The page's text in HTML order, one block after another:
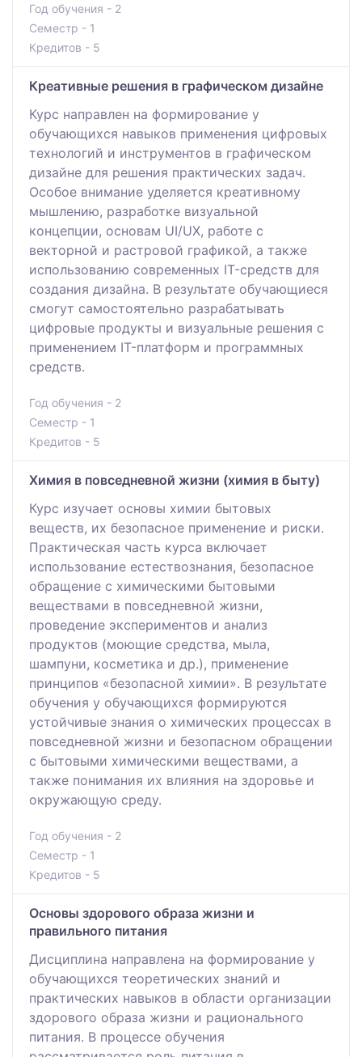
Год обучения - 2
Семестр - 1
Кредитов - 5
Креативные решения в графическом дизайне
Курс направлен на формирование у
обучающихся навыков применения цифровых
технологий и инструментов в графическом
дизайне для решения практических задач.
Особое внимание уделяется креативному
мышлению, разработке визуальной
концепции, основам UI/UX, работе с
векторной и растровой графикой, а также
использованию современных IT-средств для
создания дизайна. В результате обучающиеся
смогут самостоятельно разрабатывать
цифровые продукты и визуальные решения с
применением IT-платформ и программных
средств.
Год обучения - 2
Семестр - 1
Кредитов - 5
Химия в повседневной жизни (химия в быту)
Курс изучает основы химии бытовых
веществ, их безопасное применение и риски.
Практическая часть курса включает
использование естествознания, безопасное
обращение с химическими бытовыми
веществами в повседневной жизни,
проведение экспериментов и анализ
продуктов (моющие средства, мыла,
шампуни, косметика и др.), применение
принципов «безопасной химии». В результате
обучения у обучающихся формируются
устойчивые знания о химических процессах в
повседневной жизни и безопасном обращении
с бытовыми химическими веществами, а
также понимания их влияния на здоровье и
окружающую среду.
Год обучения - 2
Семестр - 1
Кредитов - 5
Основы здорового образа жизни и
правильного питания
Дисциплина направлена на формирование у
обучающихся теоретических знаний и
практических навыков в области организации
здорового образа жизни и рационального
питания. В процессе обучения